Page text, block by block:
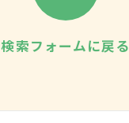
検索フォームに戻る